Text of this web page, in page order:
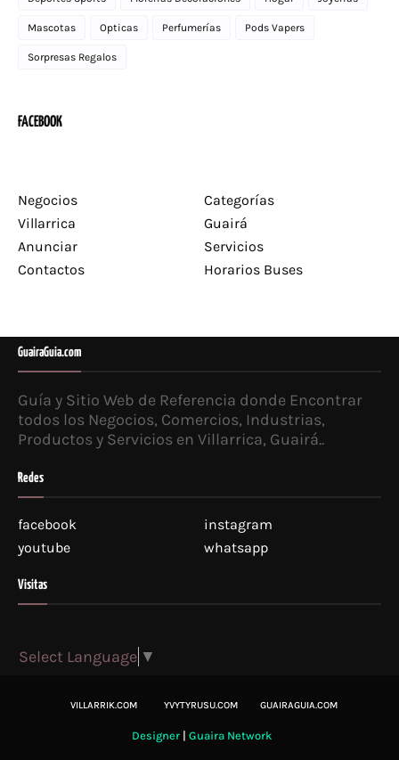
Mascotas Opticas Perfumerías Pods Vapers
Sorpresas Regalos
FACEBOOK
Negocios
Categorías
Villarrica
Guairá
Anunciar
Servicios
Contactos
Horarios Buses
GuairaGuia.com
Guía y Sitio Web de Referencia donde Encontrar
todos los Negocios, Comercios, Industrias,
Productos y Servicios en Villarrica, Guairá..
Redes
facebook
instagram
youtube
whatsapp
Visitas
Select Language ▼
VILLARRIK.COM YVYTYRUSU.COM GUAIRAGUIA.COM
Designer| Guaira Network